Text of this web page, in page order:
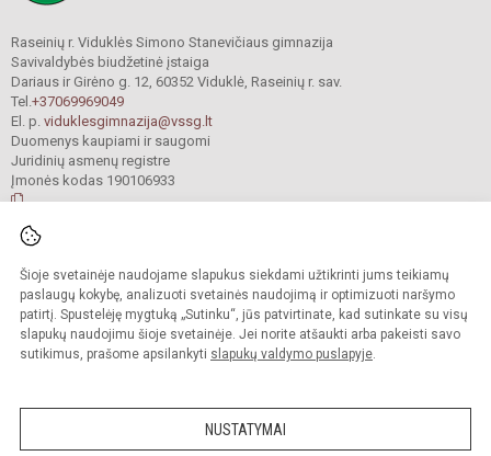
Šioje svetainėje naudojame slapukus siekdami užtikrinti jums teikiamų
paslaugų kokybę, analizuoti svetainės naudojimą ir optimizuoti naršymo
patirtį. Spustelėję mygtuką „Sutinku“, jūs patvirtinate, kad sutinkate su visų
slapukų naudojimu šioje svetainėje. Jei norite atšaukti arba pakeisti savo
sutikimus, prašome apsilankyti slapukų valdymo puslapyje.
NUSTATYMAI
Raseinių r. Viduklės Simono Stanevičiaus gimnazija
Savivaldybės biudžetinė įstaiga
Dariaus ir Girėno g. 12, 60352 Viduklė, Raseinių r. sav.
Tel.+37069969049
El. p. viduklesgimnazija@vssg.lt
Duomenys kaupiami ir saugomi
Juridinių asmenų registre
Įmonės kodas 190106933
saugomos.
Kopijuoti turinį be raštiško gimnazijos sutikimo griežtai draudžiama.
Prieinamumo paraiška Slapukų valdymas
Sumanus būdas atnaujinti